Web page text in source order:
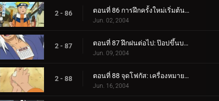
2 - 86 ตอนที่ 86 การฝึกครั้งใหม่เริ่มต้นขึ้น: ฉันจะเข้มแข็ง
Jun. 02, 2004
2 - 87 ตอนที่ 87 ฝึกฝนต่อไป: ป๊อปขึ้นบอลลูนน้ำ!
Jun. 09, 2004
2 - 88 ตอนที่ 88 จุดโฟกัส: เครื่องหมายของใบไม้
Jun. 16, 2004